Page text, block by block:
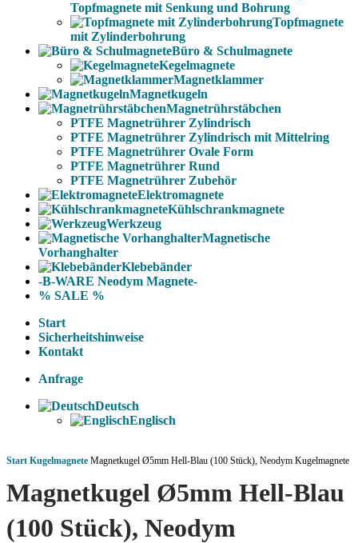
Topfmagnete mit Senkung und Bohrung
Topfmagnete
mit Zylinderbohrung
Büro & Schulmagnete
Kegelmagnete
Magnetklammer
Magnetkugeln
Magnetrührstäbchen
PTFE Magnetrührer Zylindrisch
PTFE Magnetrührer Zylindrisch mit Mittelring
PTFE Magnetrührer Ovale Form
PTFE Magnetrührer Rund
PTFE Magnetrührer Zubehör
Elektromagnete
Kühlschrankmagnete
Werkzeug
Magnetische
Vorhanghalter
Klebebänder
-B-WARE Neodym Magnete-
% SALE %
Start
Sicherheitshinweise
Kontakt
Anfrage
Deutsch
Englisch
Start Kugelmagnete Magnetkugel Ø5mm Hell-Blau (100 Stück), Neodym Kugelmagnete
Magnetkugel Ø5mm Hell-Blau
(100 Stück), Neodym